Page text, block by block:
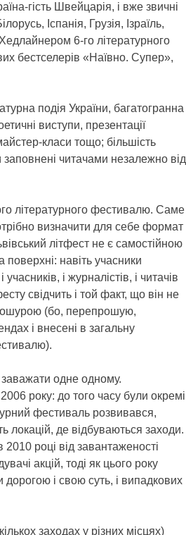
гість Швейцарія, і вже звичні
Іспанія, Грузія, Ізраїль,
6-го літературного
бестселерів «Наївно. Супер»,
подія України, багатогранна
виступи, презентації
класи тощо; більшість
заповнені читачами незалежно від
літературного фестивалю. Саме
визначити для себе формат
літфест не є самостійною
навіть учасники
і журналістів, і читачів
свідчить і той факт, що він не
(бо, перепрошую,
і внесені в загальну
одне одному.
року: до того часу були окремі
фестиваль розвивався,
локацій, де відбуваються заходи.
році від завантаженості
акцій, тоді як цього року
і свою суть, і випадкових
заходах у різних місцях)